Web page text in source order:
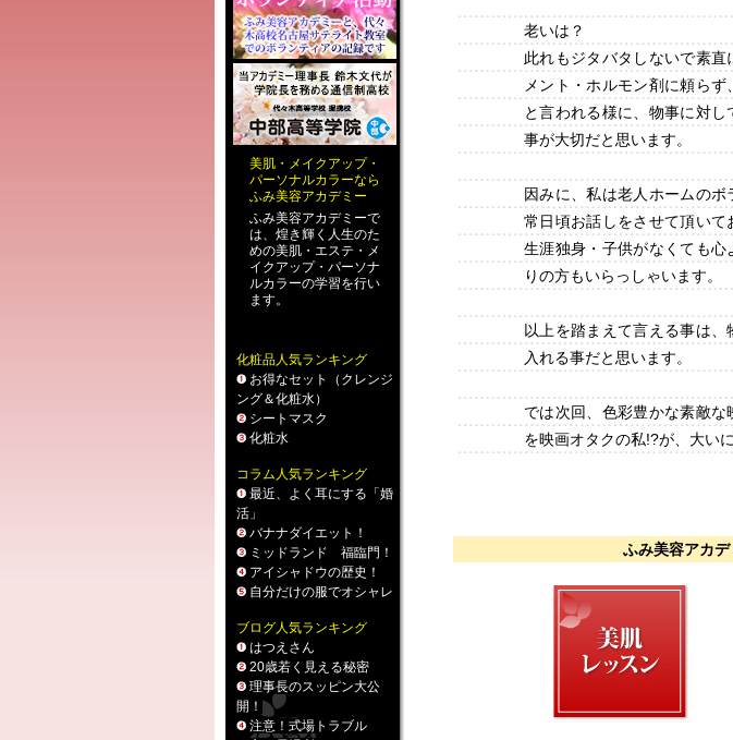
美肌 ・ メイクアップ・
パーソナルカラーなら
ふみ美容アカデミー
ふみ美容アカデミーで
は、煌き輝く人生のた
めの美肌・エステ ・ メ
イクアップ・ パーソナ
ルカラーの学習を行い
ます。
化粧品人気ランキング
お得なセット（クレンジ
ング＆化粧水）
シートマスク
化粧水
コラム人気ランキング
最近、よく耳にする「婚
活」
バナナダイエット！
ミッドランド 福臨門！
アイシャドウの歴史！
自分だけの服でオシャレ
ブログ人気ランキング
はつえさん
20歳若く見える秘密
理事長のスッピン大公
開！
注意！式場トラブル
老いは？
此れもジタバタしないで素
メント・ホルモン剤に頼ら
と言われる様に、物事に対
事が大切だと思います。
因みに、私は老人ホームの
常日頃お話しをさせて頂いて
生涯独身・子供がなくても
りの方もいらっしゃいます。
以上を踏まえて言える事は
入れる事だと思います。
では次回、色彩豊かな素敵
を映画オタクの私!?が、大い
ふみ美容アカデ